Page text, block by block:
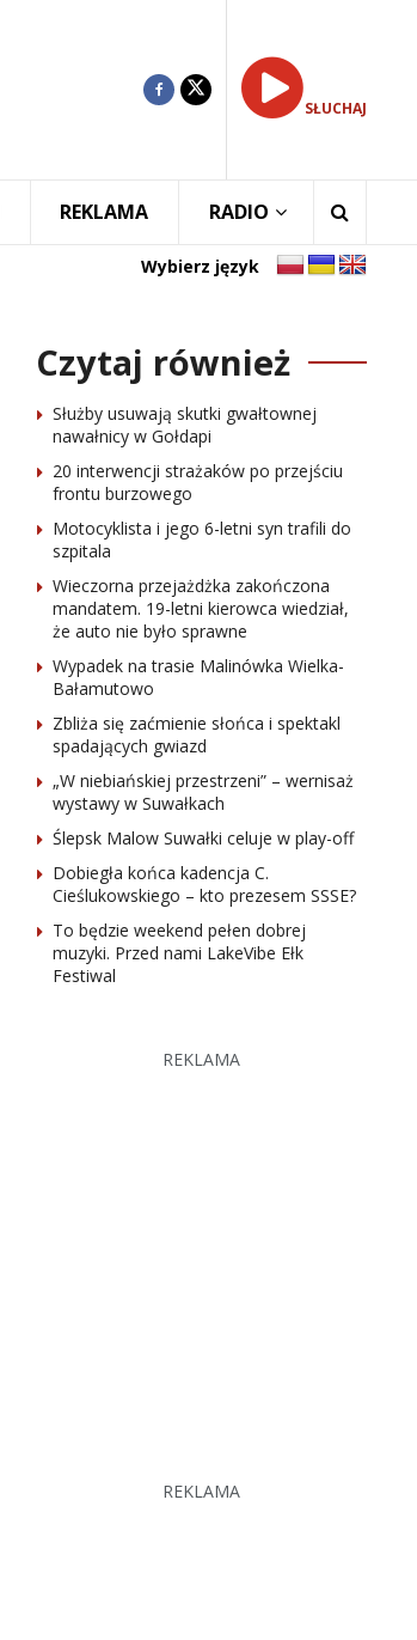
SŁUCHAJ
REKLAMA RADIO
Wybierz język
Czytaj również
Służby usuwają skutki gwałtownej
nawałnicy w Gołdapi
20 interwencji strażaków po przejściu
frontu burzowego
Motocyklista i jego 6-letni syn trafili do
szpitala
Wieczorna przejażdżka zakończona
mandatem. 19-letni kierowca wiedział,
że auto nie było sprawne
Wypadek na trasie Malinówka Wielka-
Bałamutowo
Zbliża się zaćmienie słońca i spektakl
spadających gwiazd
„W niebiańskiej przestrzeni” – wernisaż
wystawy w Suwałkach
Ślepsk Malow Suwałki celuje w play-off
Dobiegła końca kadencja C.
Cieślukowskiego – kto prezesem SSSE?
To będzie weekend pełen dobrej
muzyki. Przed nami LakeVibe Ełk
Festiwal
REKLAMA
REKLAMA